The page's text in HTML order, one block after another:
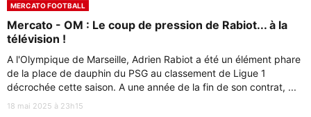
MERCATO FOOTBALL
Mercato - OM : Le coup de pression de Rabiot... à la
télévision !
A l'Olympique de Marseille, Adrien Rabiot a été un élément phare
de la place de dauphin du PSG au classement de Ligue 1
décrochée cette saison. A une année de la fin de son contrat, ...
18 mai 2025 à 23h15